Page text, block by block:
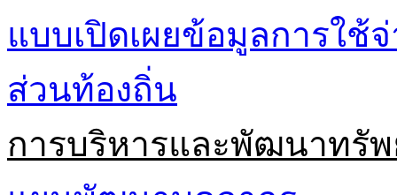
แบบเปิดเผยข้อมูลการใช้
ส่วนท้องถิ่น
การบริหารและพัฒนาทรั